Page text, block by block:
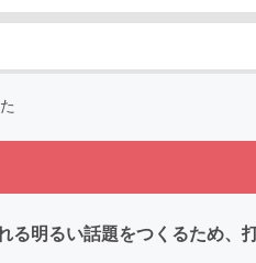
る明るい話題をつくるため、